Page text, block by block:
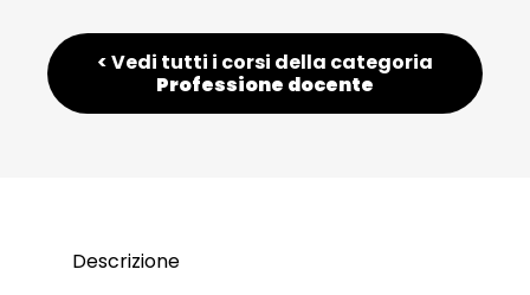
< Vedi tutti i corsi della categoria
Professione docente
Descrizione